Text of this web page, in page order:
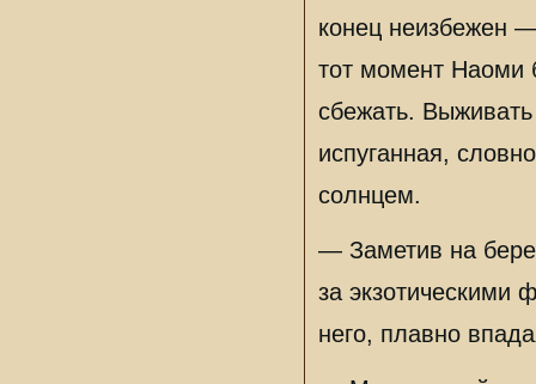
конец неизбежен
тот момент Наоми
сбежать.
испуганная,
солнцем.
— Заметив на
за экзотическими
него, плавно